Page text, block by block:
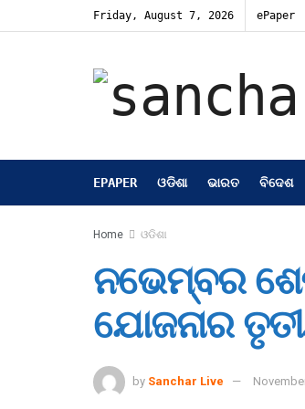
Friday, August 7, 2026 ePaper
EPAPER ଓଡିଶା ଭାରତ ବିଦେଶ
Home ଓଡିଶା
ନଭେମ୍ବର
ଯୋଜନାର
by Sanchar Live